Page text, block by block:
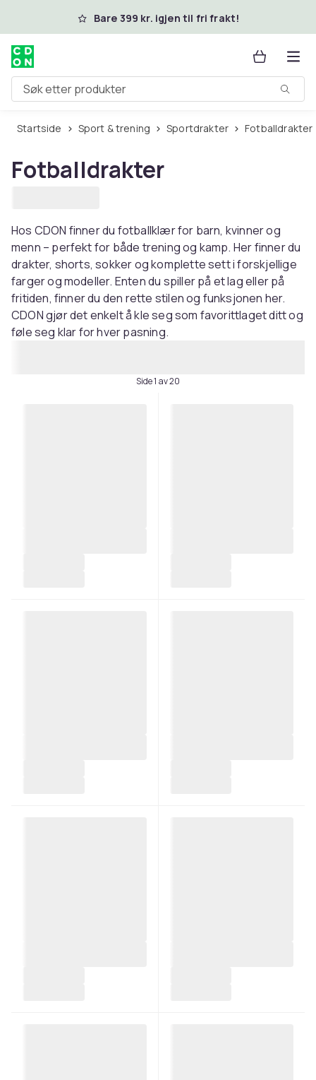
Hopp til hovedinnholdBare 399 kr. igjen til fri frakt!
Søk etter produkter
Startside Sport & trening Sportdrakter Fotballdrakter
Fotballdrakter
Hos CDON finner du fotballklær for barn, kvinner og
menn – perfekt for både trening og kamp. Her finner du
drakter, shorts, sokker og komplette sett i forskjellige
farger og modeller. Enten du spiller på et lag eller på
fritiden, finner du den rette stilen og funksjonen her.
CDON gjør det enkelt å kle seg som favorittlaget ditt og
føle seg klar for hver pasning.
Side 1 av 20